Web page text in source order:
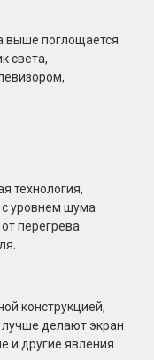
выше поглощается
света,
технология,
с уровнем шума
перегрева
конструкцией,
делают экран
и другие явления